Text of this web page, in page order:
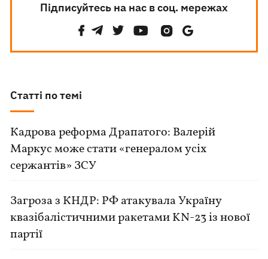
Підписуйтесь на нас в соц. мережах
Статті по темі
Кадрова реформа Драпатого: Валерій
Маркус може стати «генералом усіх
сержантів» ЗСУ
Загроза з КНДР: РФ атакувала Україну
квазібалістичними ракетами KN-23 із нової
партії